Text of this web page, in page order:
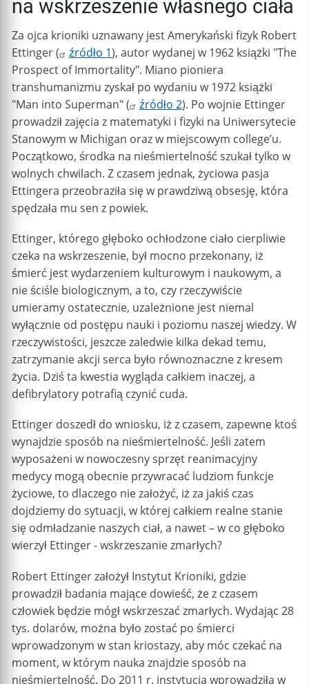
na wskrzeszenie własnego ciała
Za ojca krioniki uznawany jest Amerykański fizyk Robert
Ettinger (
źródło 1), autor wydanej w 1962 książki "The
Prospect of Immortality". Miano pioniera
transhumanizmu zyskał po wydaniu w 1972 książki
"Man into Superman" (
źródło 2). Po wojnie Ettinger
prowadził zajęcia z matematyki i fizyki na Uniwersytecie
Stanowym w Michigan oraz w miejscowym college’u.
Początkowo, środka na nieśmiertelność szukał tylko w
wolnych chwilach. Z czasem jednak, życiowa pasja
Ettingera przeobraziła się w prawdziwą obsesję, która
spędzała mu sen z powiek.
Ettinger, którego głęboko ochłodzone ciało cierpliwie
czeka na wskrzeszenie, był mocno przekonany, iż
śmierć jest wydarzeniem kulturowym i naukowym, a
nie ściśle biologicznym, a to, czy rzeczywiście
umieramy ostatecznie, uzależnione jest niemal
wyłącznie od postępu nauki i poziomu naszej wiedzy. W
rzeczywistości, jeszcze zaledwie kilka dekad temu,
zatrzymanie akcji serca było równoznaczne z kresem
życia. Dziś ta kwestia wygląda całkiem inaczej, a
defibrylatory potrafią czynić cuda.
Ettinger doszedł do wniosku, iż z czasem, zapewne ktoś
wynajdzie sposób na nieśmiertelność. Jeśli zatem
wyposażeni w nowoczesny sprzęt reanimacyjny
medycy mogą obecnie przywracać ludziom funkcje
życiowe, to dlaczego nie założyć, iż za jakiś czas
dojdziemy do sytuacji, w której całkiem realne stanie
się odmładzanie naszych ciał, a nawet – w co głęboko
wierzył Ettinger - wskrzeszanie zmarłych?
Robert Ettinger założył Instytut Krioniki, gdzie
prowadził badania mające dowieść, że z czasem
człowiek będzie mógł wskrzeszać zmarłych. Wydając 28
tys. dolarów, można było zostać po śmierci
wprowadzonym w stan kriostazy, aby móc czekać na
moment, w którym nauka znajdzie sposób na
nieśmiertelność. Do 2011 r. instytucja wprowadziła w